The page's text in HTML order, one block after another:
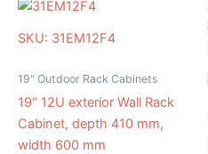
SKU: 31EM12F4
19" Outdoor Rack Cabinets
19″ 12U exterior Wall Rack
Cabinet, depth 410 mm,
width 600 mm